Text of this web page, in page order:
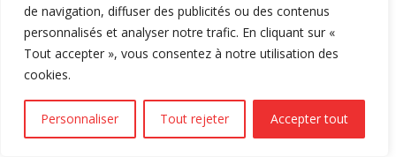
de navigation, diffuser des publicités ou des contenus
personnalisés et analyser notre trafic. En cliquant sur «
Tout accepter », vous consentez à notre utilisation des
cookies.
Personnaliser Tout rejeter Accepter tout
Mobilité internationale 2026